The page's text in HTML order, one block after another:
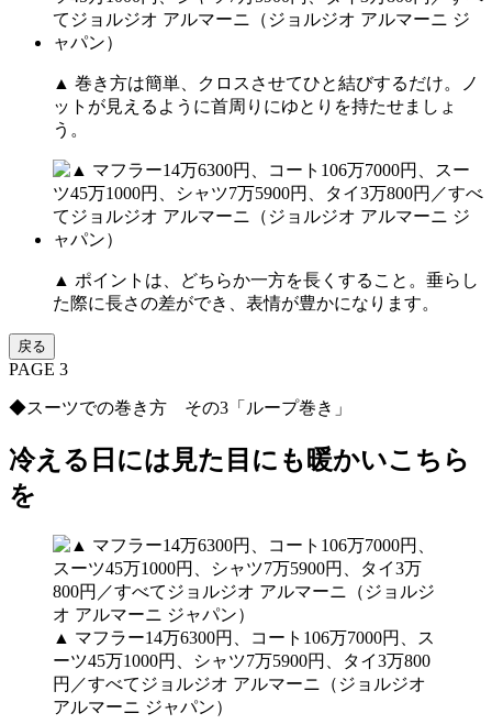
▲ 巻き方は簡単、クロスさせてひと結びするだけ。ノ
ットが見えるように首周りにゆとりを持たせましょ
う。
▲ ポイントは、どちらか一方を長くすること。垂らし
た際に長さの差ができ、表情が豊かになります。
戻る
PAGE 3
◆スーツでの巻き方 その3「ループ巻き」
冷える日には見た目にも暖かいこちら
を
▲ マフラー14万6300円、コート106万7000円、ス
ーツ45万1000円、シャツ7万5900円、タイ3万800
円／すべてジョルジオ アルマーニ（ジョルジオ
アルマーニ ジャパン）